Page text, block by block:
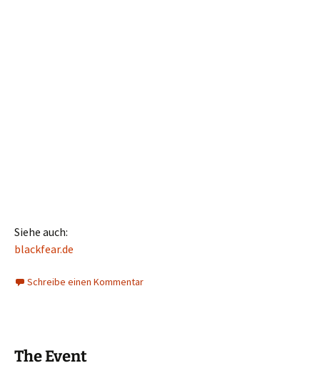
Siehe auch:
blackfear.de
Schreibe einen Kommentar
The Event